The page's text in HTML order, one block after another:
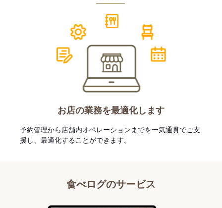
お店の業務を最適化します
予約管理から店舗内オペレーションまでを一気通貫でご支
援し、最適化することができます。
食べログのサービス